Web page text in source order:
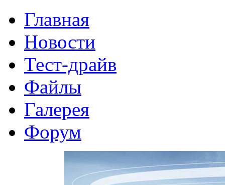
Главная
Новости
Тест-драйв
Файлы
Галерея
Форум